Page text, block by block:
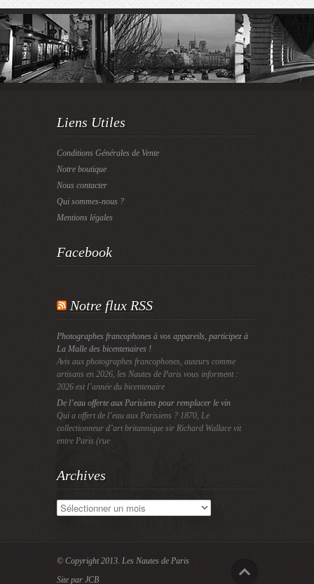
Liens Utiles
Conditions Générales de Vente
Notre boutique
Nous contacter
Qui sommes-nous ?
Mentions légales
Facebook
Notre flux RSS
Photographes francophones à vos appareils, participez à
La Malle des bicentenaires !
Avis aux photographes francophones, auteurs comme
artisans en 2026, les Nautes de Paris vous informent :
2026 est l’année du bicentenaire
De l’eau offerte aux Parisiens pour remplacer le vin
Qui a offert de l’eau aux Parisiens ? 1870, Le
collectionneur d’art britannique sir Richard Wallace vit
entre Paris (rue
Archives
Archives
© Copyright 2013. Les Nautes de Paris
Site par JCB